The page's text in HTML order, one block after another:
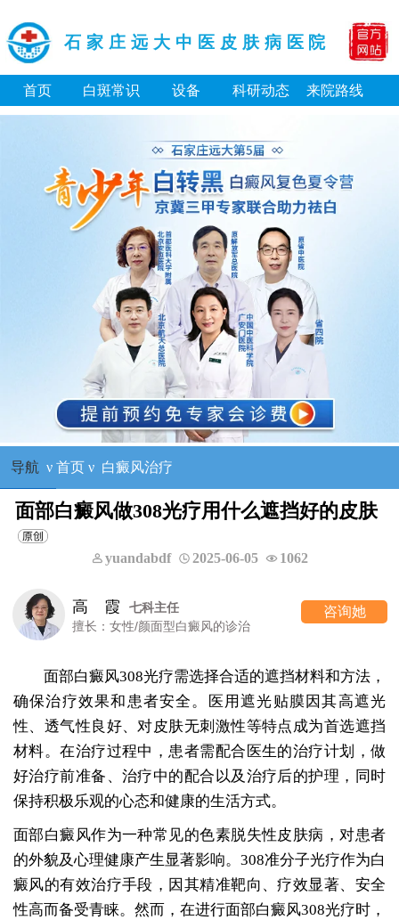
石家庄远大中医皮肤病医院
首页 白斑常识 设备 科研动态 来院路线
导航 ν 首页ν 白癜风治疗
面部白癜风做308光疗用什么遮挡好的皮肤
yuandabdf 2025-06-05 1062
七科主任
性/颜面型白癜风的诊治
王树
擅长
面部白癜风308光疗需选择合适的遮挡材料和方法，
确保治疗效果和患者安全。医用遮光贴膜因其高遮光
性、透气性良好、对皮肤无刺激性等特点成为首选遮挡
材料。在治疗过程中，患者需配合医生的治疗计划，做
好治疗前准备、治疗中的配合以及治疗后的护理，同时
保持积极乐观的心态和健康的生活方式。
面部白癜风作为一种常见的色素脱失性皮肤病，对患者
的外貌及心理健康产生显著影响。308准分子光疗作为白
癜风的有效治疗手段，因其精准靶向、疗效显著、安全
性高而备受青睐。然而，在进行面部白癜风308光疗时，